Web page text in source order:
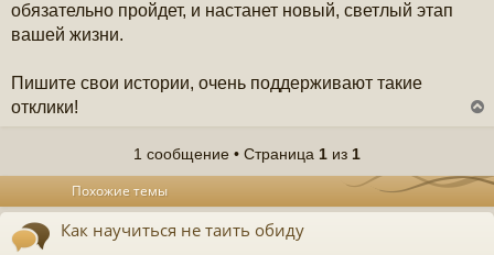
обязательно пройдет, и настанет новый, светлый этап
вашей жизни.
Пишите свои истории, очень поддерживают такие
отклики!
у
ь
1 сообщение • Страница 1 из 1
Похожие темы
Как научиться не таить обиду